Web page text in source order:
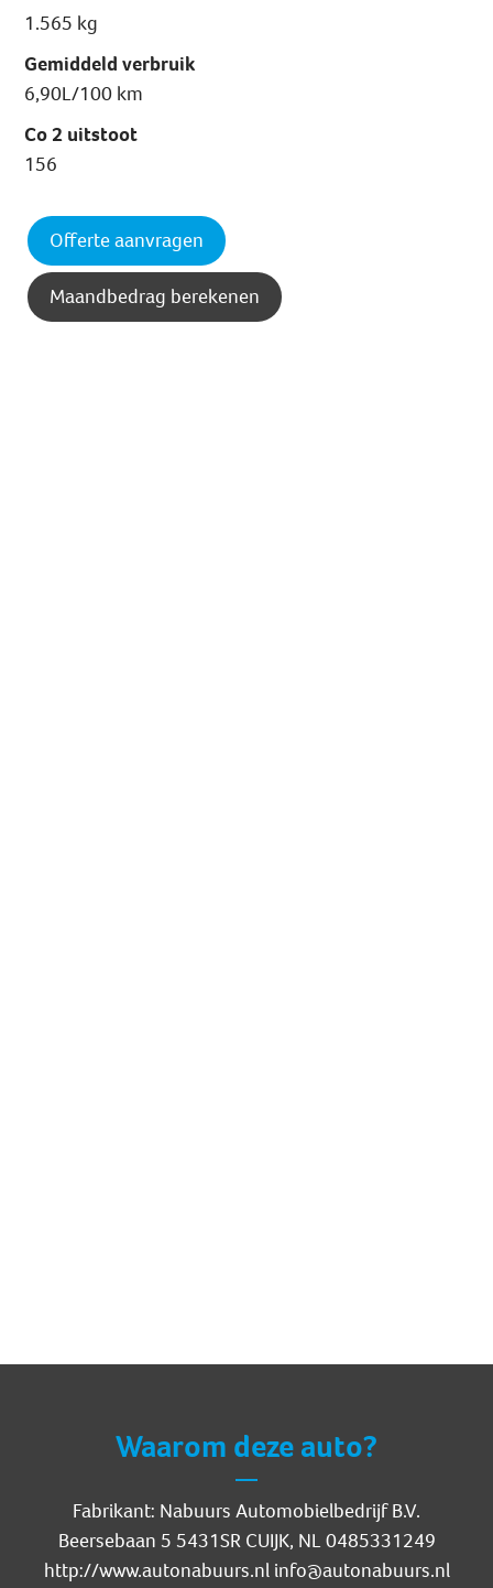
1.565 kg
Gemiddeld verbruik
6,90L/100 km
Co 2 uitstoot
156
Offerte aanvragen
Maandbedrag berekenen
Waarom deze auto?
Fabrikant: Nabuurs Automobielbedrijf B.V.
Beersebaan 5 5431SR CUIJK, NL 0485331249
http://www.autonabuurs.nl info@autonabuurs.nl